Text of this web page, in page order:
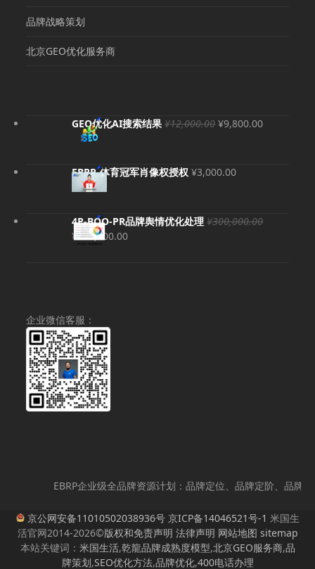
品牌战略策划
北京GEO优化服务商
GEO优化AI搜索结果 ¥12,000.00 原
¥12,000.00。
¥9,800.00当
EBRP-体育冠军肖像权授权 ¥3,000.00
4P-BOO-PR品牌舆情优化处理 ¥300,000.00
原
¥280,000.00当
企业微信客服：
EBRP企业级全品牌资源计划：品牌定位、品牌定阶、品牌战
京公网安备11010502038936号 京ICP备14046521号-1 米国生
活官网2014-2026©版权和免责声明 法律声明 网站地图 sitemap
本站关键词： 米国生活,乾龍品牌成熟度模型,北京GEO服务商,品
牌策划,SEO优化方法,品牌优化,400电话办理